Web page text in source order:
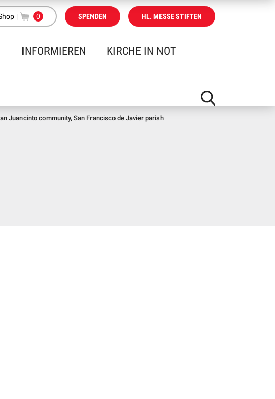
| 0 SPENDEN HL. MESSE STIFTEN
INFORMIEREN KIRCHE IN NOT
Juancinto community, San Francisco de Javier parish